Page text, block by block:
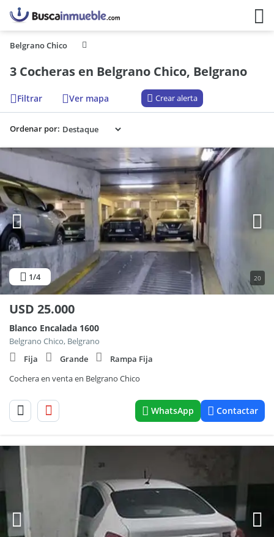
Belgrano Chico
3 Cocheras en Belgrano Chico, Belgrano
Filtrar Ver mapa Crear alerta
Ordenar por:
1/4 20
USD 25.000
Blanco Encalada 1600
Belgrano Chico, Belgrano
Fija
Grande
Rampa Fija
Cochera en venta en Belgrano Chico
WhatsApp Contactar